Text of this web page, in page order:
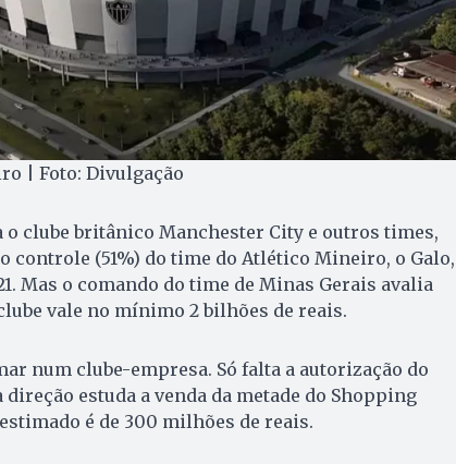
| Foto: Divulgação
o clube britânico Manchester City e outros times,
controle (51%) do time do Atlético Mineiro, o Galo,
Mas o comando do time de Minas Gerais avalia
vale no mínimo 2 bilhões de reais.
num clube-empresa. Só falta a autorização do
estuda a venda da metade do Shopping
é de 300 milhões de reais.